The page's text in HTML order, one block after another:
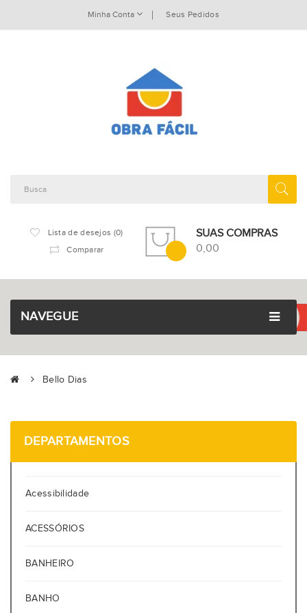
Minha Conta Seus Pedidos
Lista de desejos (0)
Comparar
SUAS COMPRAS
0,00
NAVEGUE
Bello Dias
DEPARTAMENTOS
Acessibilidade
ACESSÓRIOS
BANHEIRO
BANHO